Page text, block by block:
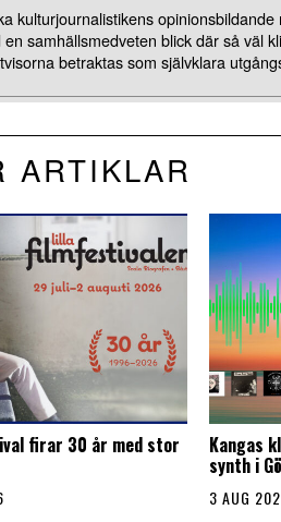
kulturjournalistikens
samhällsmedveten blick där så väl
betraktas som självklara
ARTIKLAR
firar 30 år med stor Kangas
synth i
3 AUG